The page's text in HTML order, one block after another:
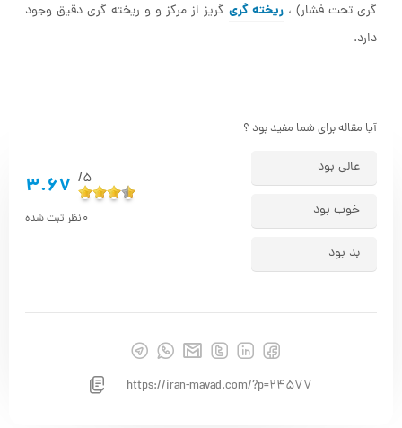
گری تحت فشار) ، ریخته گری گریز از مرکز و و ریخته گری دقیق وجود
دارد.
آیا مقاله برای شما مفید بود ؟
عالی بود
خوب بود
بد بود
5/
3.67
0نظر ثبت شده
https://iran-mavad.com/?p=24577